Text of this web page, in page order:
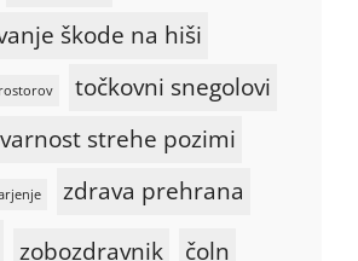
škode na hiši
točkovni snegolovi
varnost strehe pozimi
zdrava prehrana
zobozdravnik čoln